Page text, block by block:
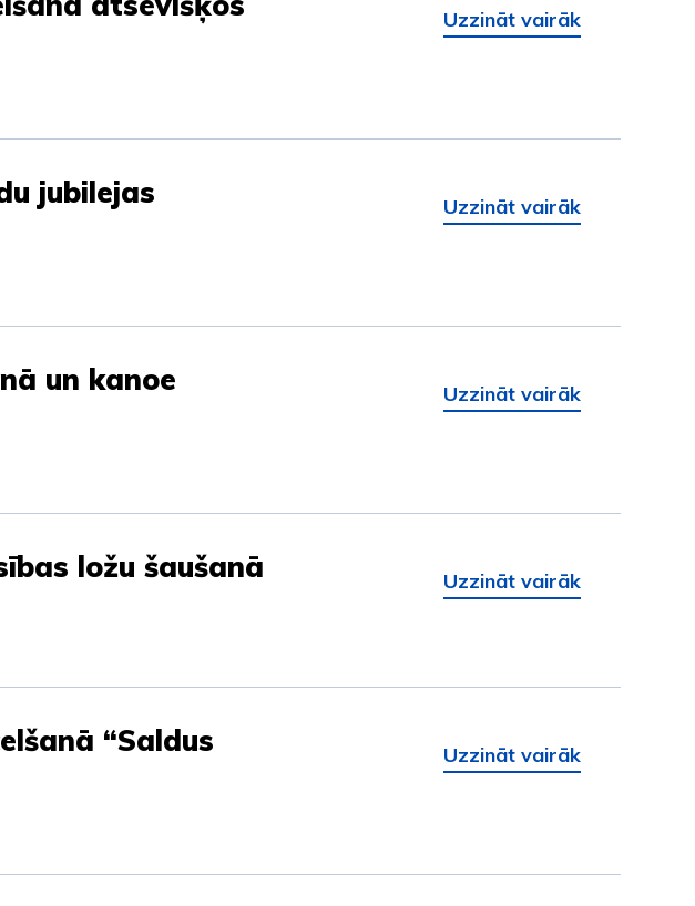
Uzzināt vairāk
jubilejas
Uzzināt vairāk
un kanoe
Uzzināt vairāk
ložu šaušanā Uzzināt vairāk
“Saldus
Uzzināt vairāk